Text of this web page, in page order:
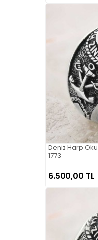
Deniz Harp
1773
6.500,00 TL